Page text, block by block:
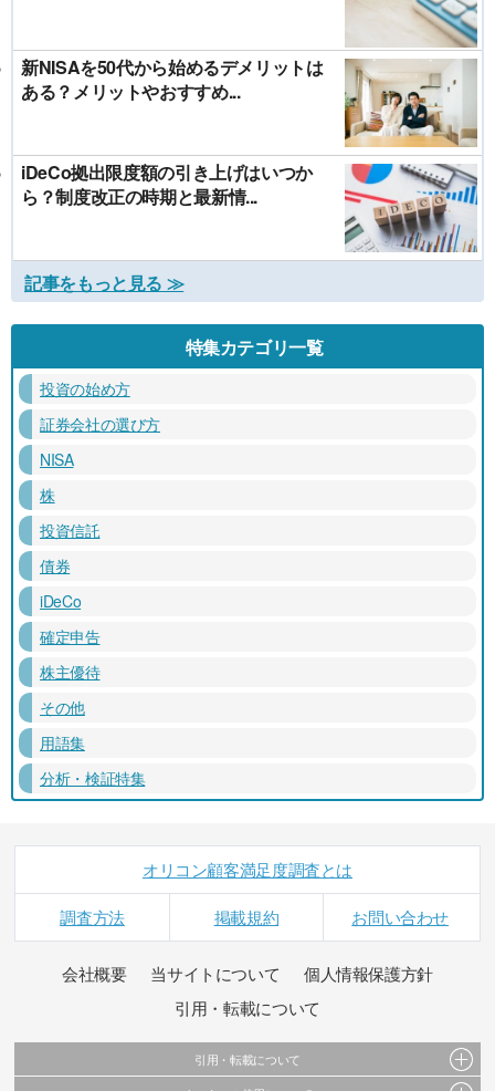
新NISAを50代から始めるデメリットは
ある？メリットやおすすめ...
iDeCo拠出限度額の引き上げはいつか
ら？制度改正の時期と最新情...
記事をもっと見る ≫
特集カテゴリ一覧
投資の始め方
証券会社の選び方
NISA
株
投資信託
債券
iDeCo
確定申告
株主優待
その他
用語集
分析・検証特集
オリコン顧客満足度調査とは
調査方法 掲載規約 お問い合わせ
会社概要 当サイトについて
個人情報保護方針
引用・転載について
引用・転載について